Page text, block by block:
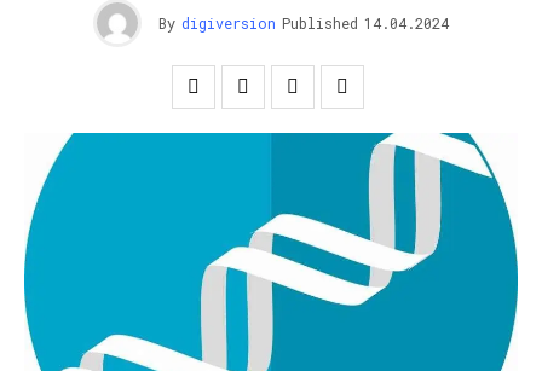
By digiversion Published 14.04.2024